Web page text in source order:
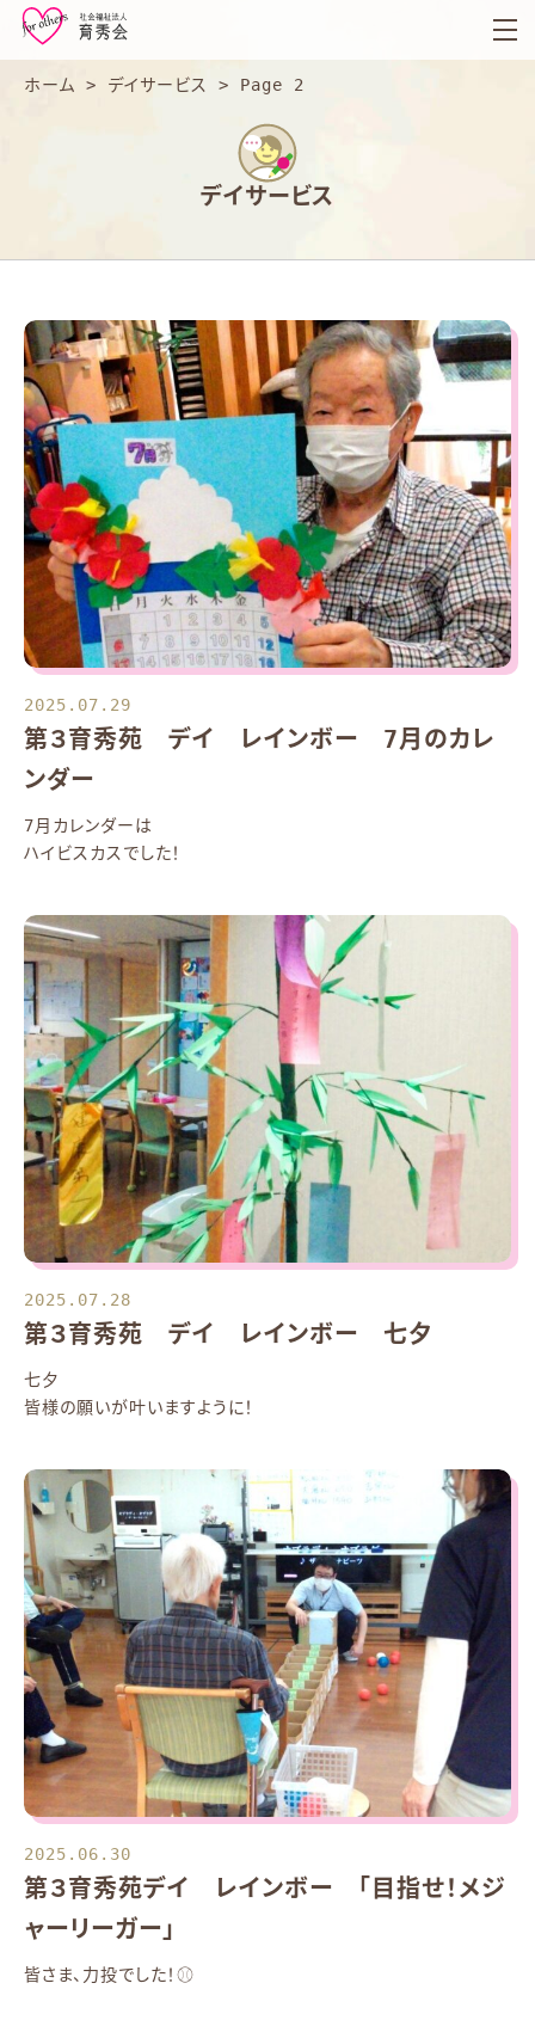
育
秀
会
ホーム > デイサービス > Page 2
デイサービス
2025.07.29
第３育秀苑 デイ レインボー 7月のカレ
ンダー
7月カレンダーは
ハイビスカスでした！
2025.07.28
第３育秀苑 デイ レインボー 七夕
七夕
皆様の願いが叶いますように！
2025.06.30
第３育秀苑デイ レインボー 「目指せ！メジ
ャーリーガー」
皆さま、力投でした！⚾